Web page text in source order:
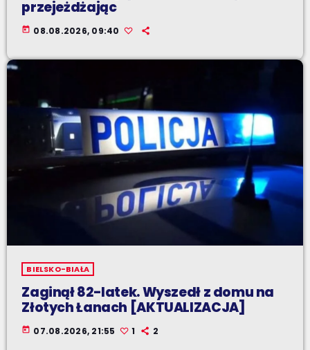
przejeżdżając
today 08.08.2026, 09:40
BIELSKO-BIAŁA
Zaginął 82-latek. Wyszedł z domu na
Złotych Łanach [AKTUALIZACJA]
today 07.08.2026, 21:55 1 2